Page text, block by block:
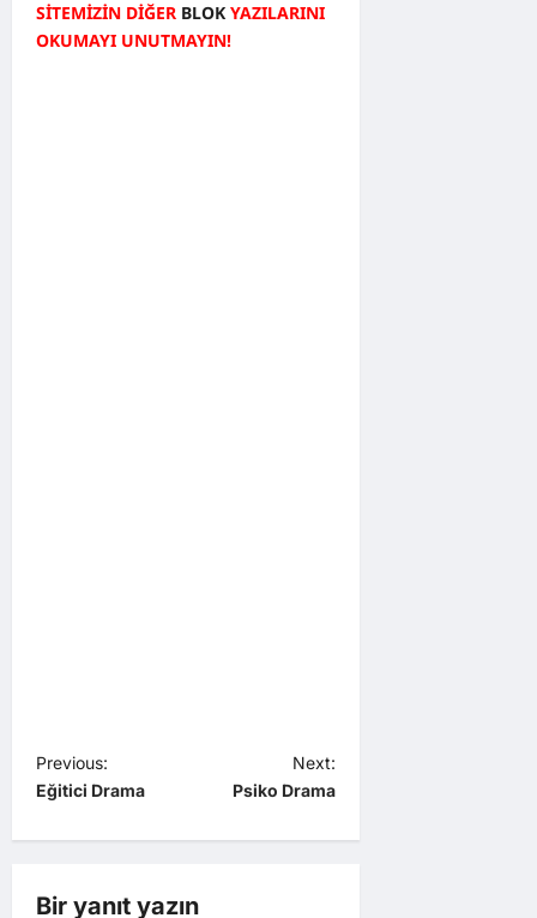
SİTEMİZİN DİĞER BLOK YAZILARINI
OKUMAYI UNUTMAYIN!
P
o
s
Previous:
Eğitici Drama
Next:
Psiko Drama
Bir yanıt yazın